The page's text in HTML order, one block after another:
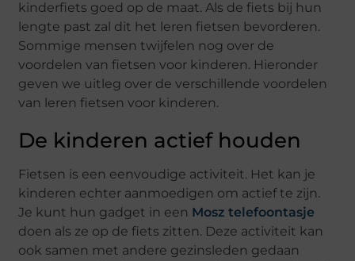
kinderfiets goed op de maat. Als de fiets bij hun
lengte past zal dit het leren fietsen bevorderen.
Sommige mensen twijfelen nog over de
voordelen van fietsen voor kinderen. Hieronder
geven we uitleg over de verschillende voordelen
van leren fietsen voor kinderen.
De kinderen actief houden
Fietsen is een eenvoudige activiteit. Het kan je
kinderen echter aanmoedigen om actief te zijn.
Je kunt hun gadget in een Mosz telefoontasje
doen als ze op de fiets zitten. Deze activiteit kan
ook samen met andere gezinsleden gedaan